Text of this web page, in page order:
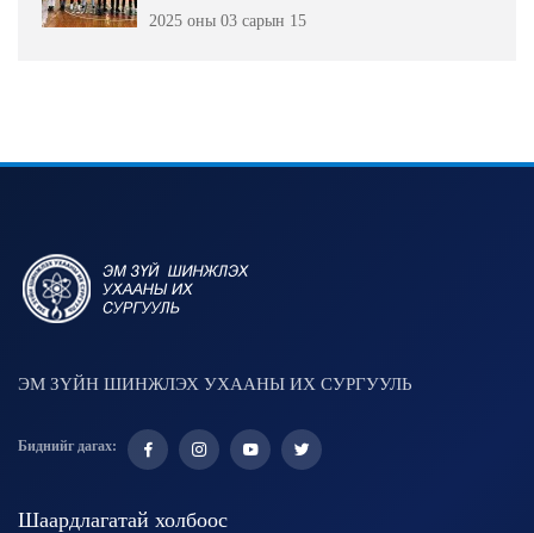
2025 оны 03 сарын 15
ЭМ ЗҮЙН ШИНЖЛЭХ УХААНЫ ИХ СУРГУУЛЬ
Биднийг дагах:
Шаардлагатай холбоос